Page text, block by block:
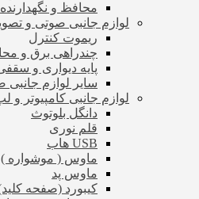
محافظ و
لوازم جانبی صوتی و
ریموت کنترل
چندراهی برق و
پایه دیواری و
سایر لوازم
لوازم جانبی کامپیوتر و
دانگل بلوتوث
قلم نوری
USB هاب
ماوس ( موشواره )
ماوس پد
کیبورد (صفحه